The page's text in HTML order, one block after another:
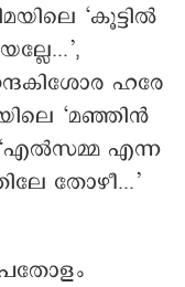
‘കൂട്ടില്‍
ഹരേ
‘മഞ്ഞിന്‍
‘എല്‍സമ്മ എന്ന
തോഴീ...’